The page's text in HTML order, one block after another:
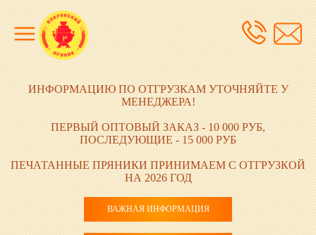
ИНФОРМАЦИЮ ПО ОТГРУЗКАМ УТОЧНЯЙТЕ У
МЕНЕДЖЕРА!
ПЕРВЫЙ ОПТОВЫЙ ЗАКАЗ - 10 000 РУБ,
ПОСЛЕДУЮЩИЕ - 15 000 РУБ
ПЕЧАТАННЫЕ ПРЯНИКИ ПРИНИМАЕМ С ОТГРУЗКОЙ
НА 2026 ГОД
ВАЖНАЯ ИНФОРМАЦИЯ